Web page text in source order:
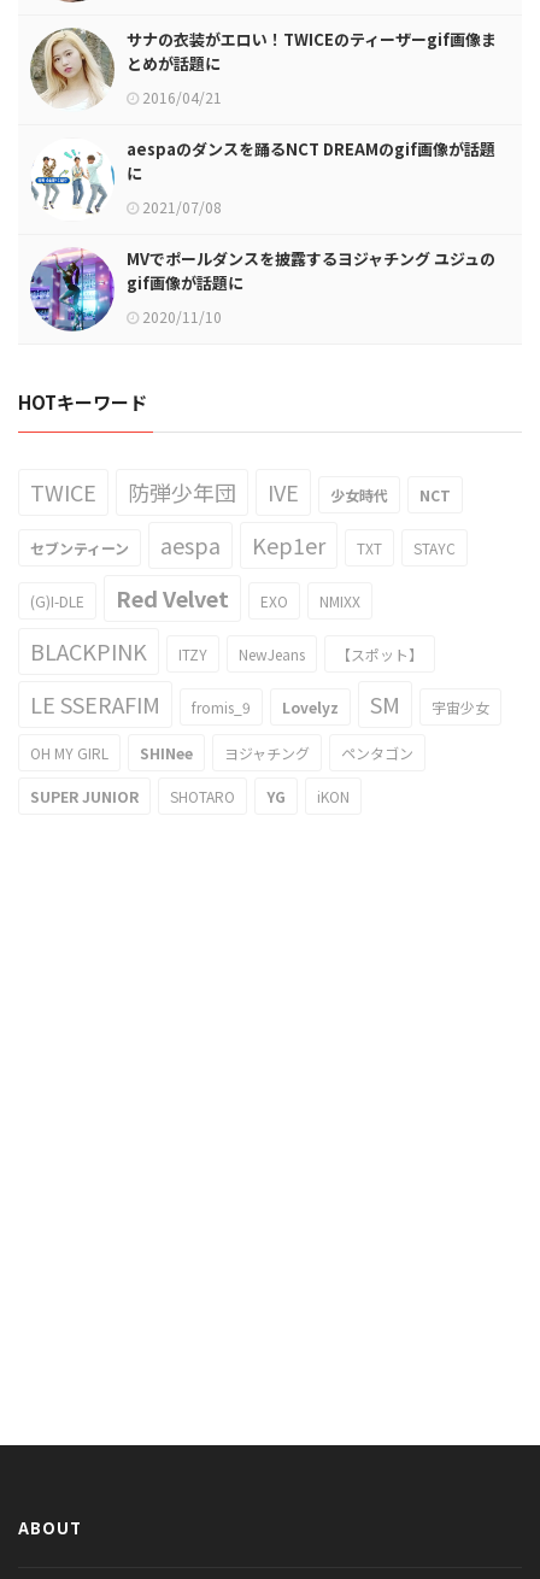
サナの衣装がエロい！TWICEのティーザーgif画像ま
とめが話題に
2016/04/21
aespaのダンスを踊るNCT DREAMのgif画像が話題
に
2021/07/08
MVでポールダンスを披露するヨジャチング ユジュの
gif画像が話題に
2020/11/10
HOTキーワード
TWICE 防弾少年団 IVE 少女時代 NCT
セブンティーン aespa Kep1er TXT STAYC
(G)I-DLE Red Velvet EXO NMIXX
BLACKPINK ITZY NewJeans 【スポット】
LE SSERAFIM fromis_9 Lovelyz SM 宇宙少女
OH MY GIRL SHINee ヨジャチング ペンタゴン
SUPER JUNIOR SHOTARO YG iKON
ABOUT